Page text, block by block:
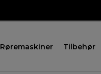
Røremaskiner Tilbehør